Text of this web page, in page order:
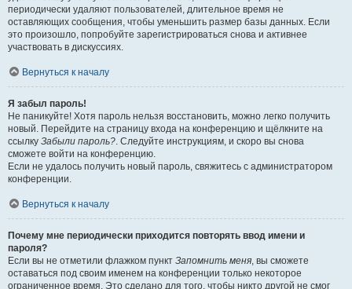
периодически удаляют пользователей, длительное время не
оставляющих сообщения, чтобы уменьшить размер базы данных. Если
это произошло, попробуйте зарегистрироваться снова и активнее
участвовать в дискуссиях.
Вернуться к началу
Я забыл пароль!
Не паникуйте! Хотя пароль нельзя восстановить, можно легко получить
новый. Перейдите на страницу входа на конференцию и щёлкните на
ссылку Забыли пароль?. Следуйте инструкциям, и скоро вы снова
сможете войти на конференцию.
Если не удалось получить новый пароль, свяжитесь с администратором
конференции.
Вернуться к началу
Почему мне периодически приходится повторять ввод имени и
пароля?
Если вы не отметили флажком пункт Запомнить меня, вы сможете
оставаться под своим именем на конференции только некоторое
ограниченное время. Это сделано для того, чтобы никто другой не смог